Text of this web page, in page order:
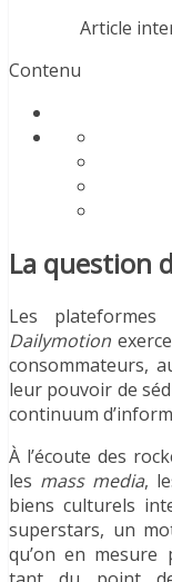
Article
Contenu
La question
Les
Dailymotion
consommateurs,
leur pouvoir de
continuum
À l’écoute des
les mass media,
biens culturels
superstars, un
qu’on en mesure